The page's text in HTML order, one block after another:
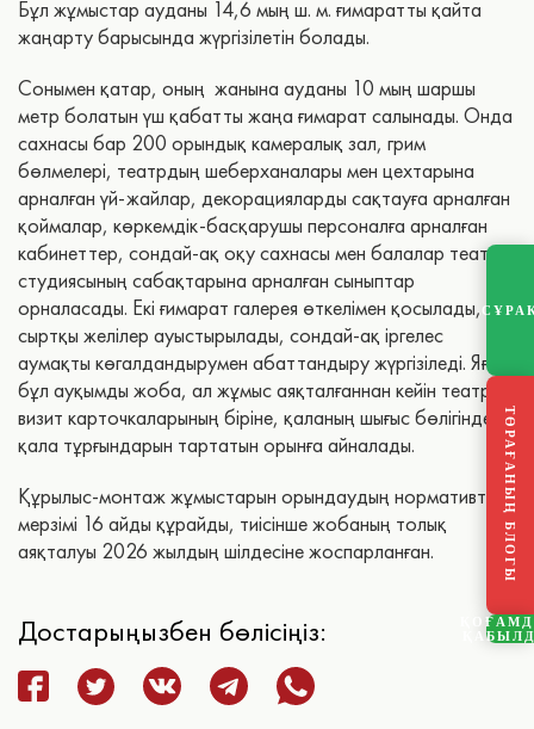
Бұл жұмыстар ауданы 14,6 мың ш. м. ғимаратты қайта
жаңарту барысында жүргізілетін болады.
Сонымен қатар, оның жанына ауданы 10 мың шаршы
метр болатын үш қабатты жаңа ғимарат салынады. Онда
сахнасы бар 200 орындық камералық зал, грим
бөлмелері, театрдың шеберханалары мен цехтарына
арналған үй-жайлар, декорацияларды сақтауға арналған
қоймалар, көркемдік-басқарушы персоналға арналған
кабинеттер, сондай-ақ оқу сахнасы мен балалар театр
студиясының сабақтарына арналған сыныптар
орналасады. Екі ғимарат галерея өткелімен қосылады,
сыртқы желілер ауыстырылады, сондай-ақ іргелес
аумақты көгалдандырумен абаттандыру жүргізіледі. Яғни,
бұл ауқымды жоба, ал жұмыс аяқталғаннан кейін театр
визит карточкаларының біріне, қаланың шығыс бөлігіндегі
қала тұрғындарын тартатын орынға айналады.
Құрылыс-монтаж жұмыстарын орындаудың нормативтік
мерзімі 16 айды құрайды, тиісінше жобаның толық
аяқталуы 2026 жылдың шілдесіне жоспарланған.
Достарыңызбен бөлісіңіз:
ТӨРАҒАНЫҢ БЛОГЫ